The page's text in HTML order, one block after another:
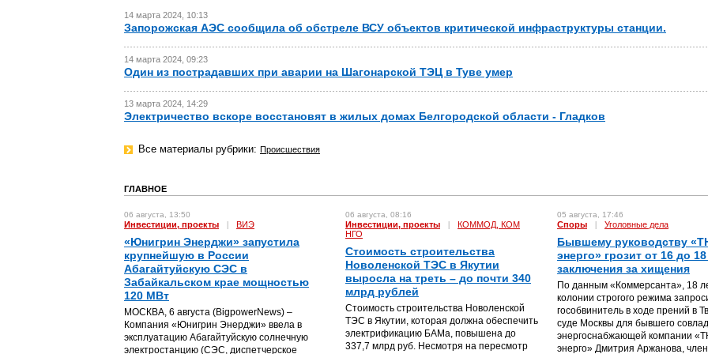
14 марта 2024, 10:13
Запорожская АЭС сообщила об обстреле ВСУ объектов критической инфраструктуры станции.
14 марта 2024, 09:23
Один из пострадавших при аварии на Шагонарской ТЭЦ в Туве умер
13 марта 2024, 14:29
Электричество вскоре восстановят в жилых домах Белгородской области - Гладков
Все материалы рубрики: Проиcшествия
ГЛАВНОЕ
06 августа, 13:50
Инвестиции, проекты | ВИЭ
«Юнигрин Энерджи» запустила
крупнейшую в России
Абагайтуйскую СЭС в
Забайкальском крае мощностью
120 МВт
МОСКВА, 6 августа (BigpowerNews) –
Компания «Юнигрин Энерджи» ввела в
эксплуатацию Абагайтуйскую солнечную
электростанцию (СЭС, диспетчерское
06 августа, 08:16
Инвестиции, проекты |
КОММОД, КОМ
НГО
Стоимость строительства
Новоленской ТЭС в Якутии
выросла на треть – до почти 340
млрд рублей
Стоимость строительства Новоленской
ТЭС в Якутии, которая должна обеспечить
электрификацию БАМа, повышена до
337,7 млрд руб. Несмотря на пересмотр
05 августа, 17:46
Споры | Уголовные дела
Бывшему руководству
энерго» грозит от 16 до
заключения за хищения
По данным «Коммерсанта», 18
колонии строгого режима
гособвинитель в ходе прений в
суде Москвы для бывшего
энергоснабжающей компании
энерго» Дмитрия Аржанова,